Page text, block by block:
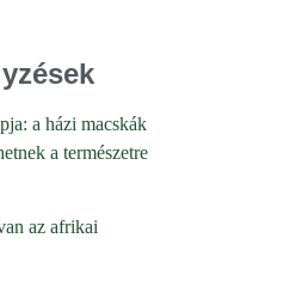
a házi macskák
a természetre
az afrikai